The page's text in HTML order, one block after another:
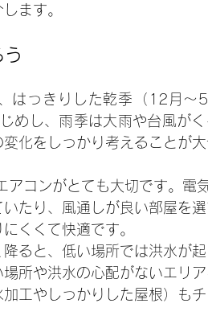
ます。
はっきりした乾季（12月〜
めし、雨季は大雨や台風が
化をしっかり考えることが大
アコンがとても大切です。電
たり、風通しが良い部屋を
くくて快適です。
ると、低い場所では洪水が
所や洪水の心配がないエリ
工やしっかりした屋根）も